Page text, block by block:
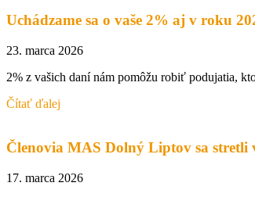
Uchádzame sa o vaše 2% aj v roku
23. marca 2026
2% z vašich daní nám pomôžu robiť podujatia,
Čítať ďalej
Členovia MAS Dolný Liptov sa stretli
17. marca 2026